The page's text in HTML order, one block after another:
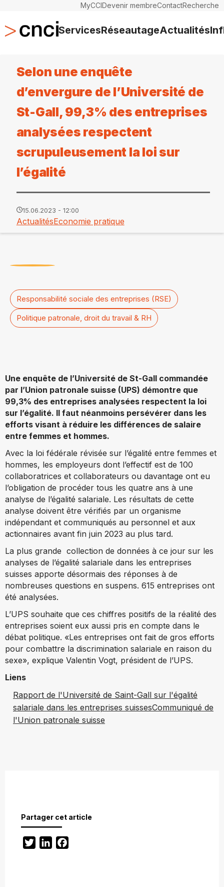
MyCCIDevenir membreContactRecherche
ServicesRéseautageActualités
Selon une enquête
d’envergure de l’Université de
St-Gall, 99,3% des entreprises
analysées respectent
scrupuleusement la loi sur
l’égalité
15.06.2023 - 12:00
ActualitésEconomie pratique
Responsabilité sociale des entreprises (RSE)
Politique patronale, droit du travail & RH
Une enquête de l’Université de St-Gall commandée
par l’Union patronale suisse (UPS) démontre que
99,3% des entreprises analysées respectent la loi
sur l’égalité. Il faut néanmoins persévérer dans les
efforts visant à réduire les différences de salaire
entre femmes et hommes.
Avec la loi fédérale révisée sur l’égalité entre femmes et
hommes, les employeurs dont l’effectif est de 100
collaboratrices et collaborateurs ou davantage ont eu
l’obligation de procéder tous les quatre ans à une
analyse de l’égalité salariale. Les résultats de cette
analyse doivent être vérifiés par un organisme
indépendant et communiqués au personnel et aux
actionnaires avant fin juin 2023 au plus tard.
La plus grande collection de données à ce jour sur les
analyses de l’égalité salariale dans les entreprises
suisses apporte désormais des réponses à de
nombreuses questions en suspens. 615 entreprises ont
été analysées.
L’UPS souhaite que ces chiffres positifs de la réalité des
entreprises soient eux aussi pris en compte dans le
débat politique. «Les entreprises ont fait de gros efforts
pour combattre la discrimination salariale en raison du
sexe», explique Valentin Vogt, président de l’UPS.
Liens
Rapport de l'Université de Saint-Gall sur l'égalité
salariale dans les entreprises suissesCommuniqué de
l'Union patronale suisse
Partager cet article
TwitterLinkedIn